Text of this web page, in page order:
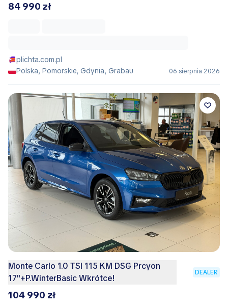
84 990 zł
plichta.com.pl
Polska, Pomorskie, Gdynia, Grabau
06 sierpnia 2026
Monte Carlo 1.0 TSI 115 KM DSG Prcyon
17"+P.WinterBasic Wkrótce!
DEALER
104 990 zł